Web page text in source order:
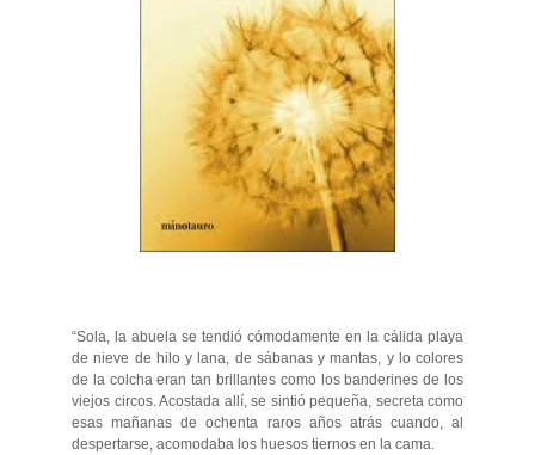
“Sola, la abuela se tendió cómodamente en la cálida playa
de nieve de hilo y lana, de sábanas y mantas, y lo colores
de la colcha eran tan brillantes como los banderines de los
viejos circos. Acostada allí, se sintió pequeña, secreta como
esas mañanas de ochenta raros años atrás cuando, al
despertarse, acomodaba los huesos tiernos en la cama.